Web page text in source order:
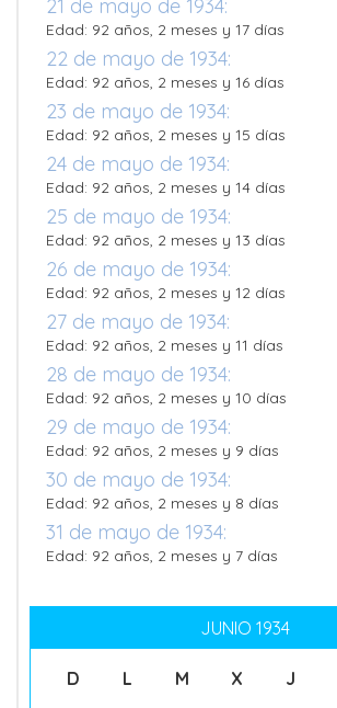
21 de mayo de 1934:
Edad: 92 años, 2 meses y 17 días
22 de mayo de 1934:
Edad: 92 años, 2 meses y 16 días
23 de mayo de 1934:
Edad: 92 años, 2 meses y 15 días
24 de mayo de 1934:
Edad: 92 años, 2 meses y 14 días
25 de mayo de 1934:
Edad: 92 años, 2 meses y 13 días
26 de mayo de 1934:
Edad: 92 años, 2 meses y 12 días
27 de mayo de 1934:
Edad: 92 años, 2 meses y 11 días
28 de mayo de 1934:
Edad: 92 años, 2 meses y 10 días
29 de mayo de 1934:
Edad: 92 años, 2 meses y 9 días
30 de mayo de 1934:
Edad: 92 años, 2 meses y 8 días
31 de mayo de 1934:
Edad: 92 años, 2 meses y 7 días
JUNIO 1934
D L M X J